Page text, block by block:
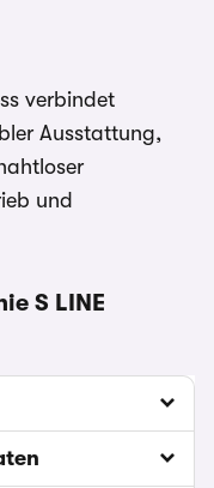
verbindet
Ausstattung,
und
S LINE